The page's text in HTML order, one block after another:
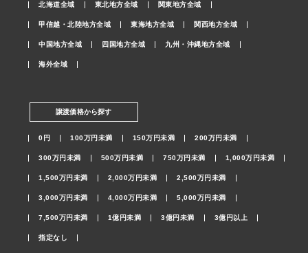
北海道全域 東北地方全域 関東地方全域
甲信越・北陸地方全域 東海地方全域 関西地方全域
中国地方全域 四国地方全域 九州・沖縄地方全域
海外全域
譲渡価格から探す
0円 100万円未満 150万円未満 200万円未満
300万円未満 500万円未満 750万円未満 1,000万円未満
1,500万円未満 2,000万円未満 2,500万円未満
3,000万円未満 4,000万円未満 5,000万円未満
7,500万円未満 1億円未満 3億円未満 3億円以上
指定なし